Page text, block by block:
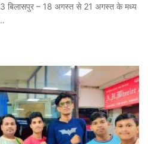
बिलासपुर – 18 अगस्त से 21 अगस्त के मध्य